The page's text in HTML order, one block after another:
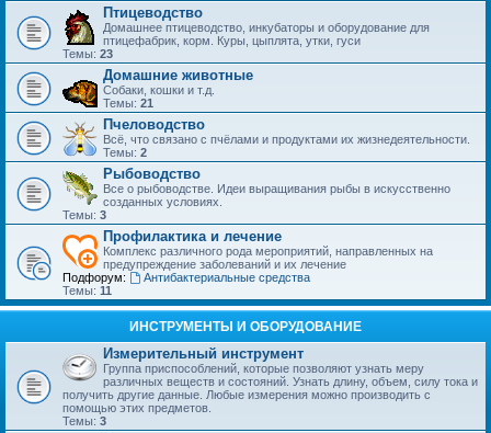
Птицеводство
Домашнее птицеводство, инкубаторы и оборудование для
птицефабрик, корм. Куры, цыплята, утки, гуси
Темы: 23
Домашние животные
Собаки, кошки и т.д.
Темы: 21
Пчеловодство
Всё, что связано с пчёлами и продуктами их жизнедеятельности.
Темы: 2
Рыбоводство
Все о рыбоводстве. Идеи выращивания рыбы в искусственно
созданных условиях.
Темы: 3
Профилактика и лечение
Комплекс различного рода мероприятий, направленных на
предупреждение заболеваний и их лечение
Подфорум:
Антибактериальные средства
Темы: 11
ИНСТРУМЕНТЫ И ОБОРУДОВАНИЕ
Измерительный инструмент
Группа приспособлений, которые позволяют узнать меру
различных веществ и состояний. Узнать длину, объем, силу тока и
получить другие данные. Любые измерения можно производить с
помощью этих предметов.
Темы: 3